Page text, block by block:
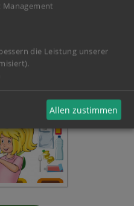
Management
die Leistung unserer
Allen zustimmen